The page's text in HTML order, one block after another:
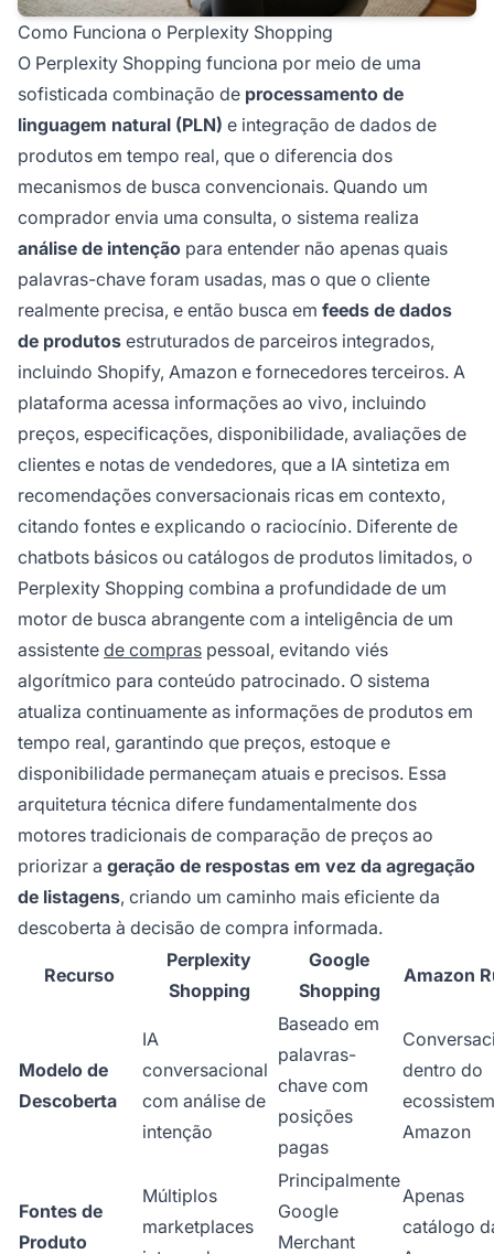
Como Funciona o Perplexity Shopping
O Perplexity Shopping funciona por meio de uma
sofisticada combinação de processamento de
linguagem natural (PLN) e integração de dados de
produtos em tempo real, que o diferencia dos
mecanismos de busca convencionais. Quando um
comprador envia uma consulta, o sistema realiza
análise de intenção para entender não apenas quais
palavras-chave foram usadas, mas o que o cliente
realmente precisa, e então busca em feeds de dados
de produtos estruturados de parceiros integrados,
incluindo Shopify, Amazon e fornecedores terceiros. A
plataforma acessa informações ao vivo, incluindo
preços, especificações, disponibilidade, avaliações de
clientes e notas de vendedores, que a IA sintetiza em
recomendações conversacionais ricas em contexto,
citando fontes e explicando o raciocínio. Diferente de
chatbots básicos ou catálogos de produtos limitados, o
Perplexity Shopping combina a profundidade de um
motor de busca abrangente com a inteligência de um
assistente de compras pessoal, evitando viés
algorítmico para conteúdo patrocinado. O sistema
atualiza continuamente as informações de produtos em
tempo real, garantindo que preços, estoque e
disponibilidade permaneçam atuais e precisos. Essa
arquitetura técnica difere fundamentalmente dos
motores tradicionais de comparação de preços ao
priorizar a geração de respostas em vez da agregação
de listagens, criando um caminho mais eficiente da
descoberta à decisão de compra informada.
Recurso
Perplexity
Shopping
Google
Shopping
Amazon
Modelo de
Descoberta
IA
conversacional
com análise de
intenção
Baseado em
palavras-
chave com
posições
pagas
dentro do
Amazon
Fontes de
Produto
Múltiplos
marketplaces
Principalmente
Google
Merchant
Apenas
catálogo